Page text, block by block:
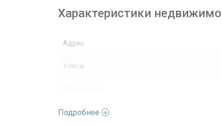
Характеристики
Адрес
Улица
Вид недвижимости
Подробнее